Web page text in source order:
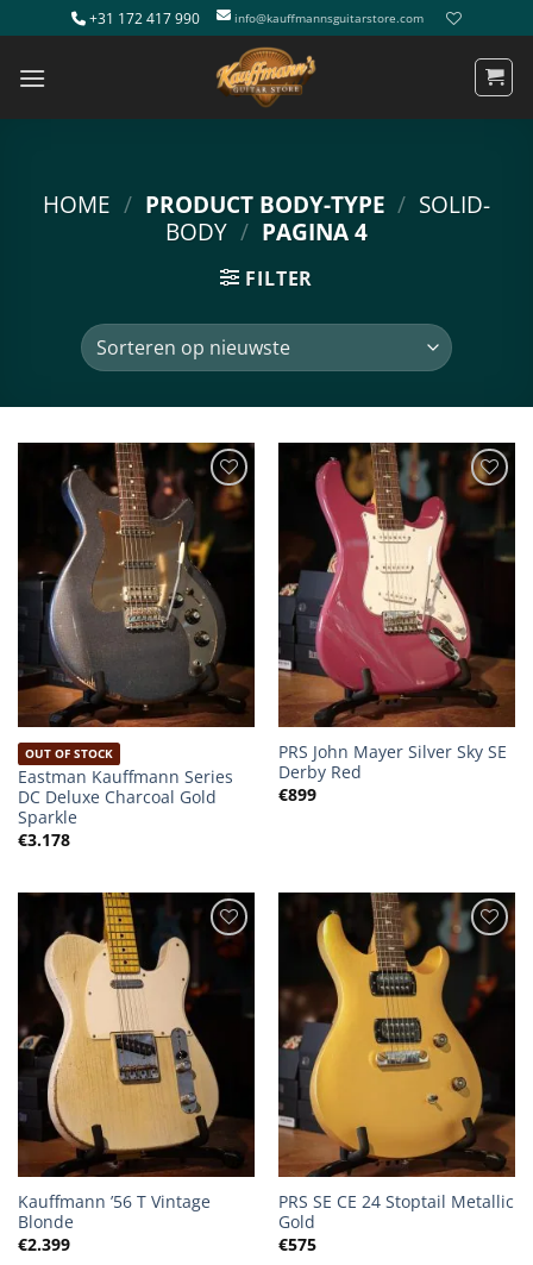
naar
inhoud
+31 172 417 990 info@kauffmannsguitarstore.com
HOME / PRODUCT BODY-TYPE / SOLID-
BODY / PAGINA 4
FILTER
OUT OF STOCK
Eastman Kauffmann Series
DC Deluxe Charcoal Gold
Sparkle
€3.178
PRS John Mayer Silver Sky SE
Derby Red
€899
Kauffmann ’56 T Vintage
Blonde
€2.399
PRS SE CE 24 Stoptail Metallic
Gold
€575